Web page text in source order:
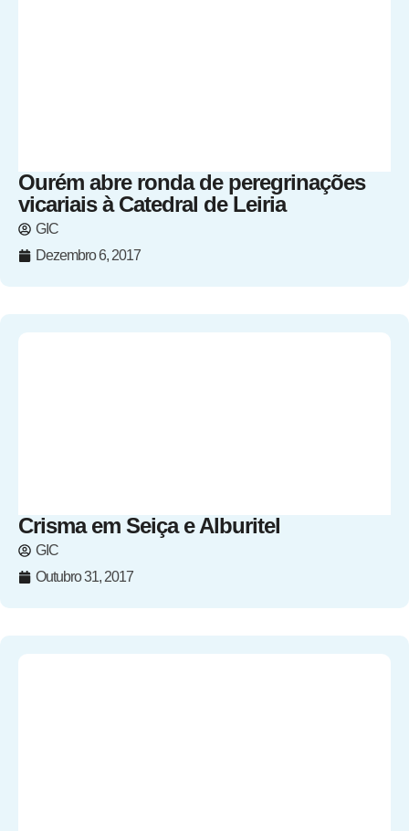
Ourém abre ronda de peregrinações
vicariais à Catedral de Leiria
GIC
Dezembro 6, 2017
Crisma em Seiça e Alburitel
GIC
Outubro 31, 2017